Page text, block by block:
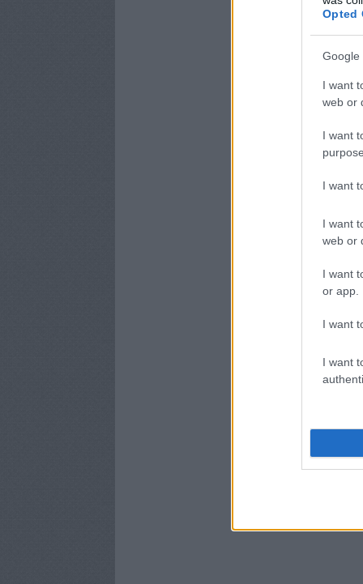
Opted
Google
I want
web or
I want
I want
I want
web or
I want
or app.
I want
I want